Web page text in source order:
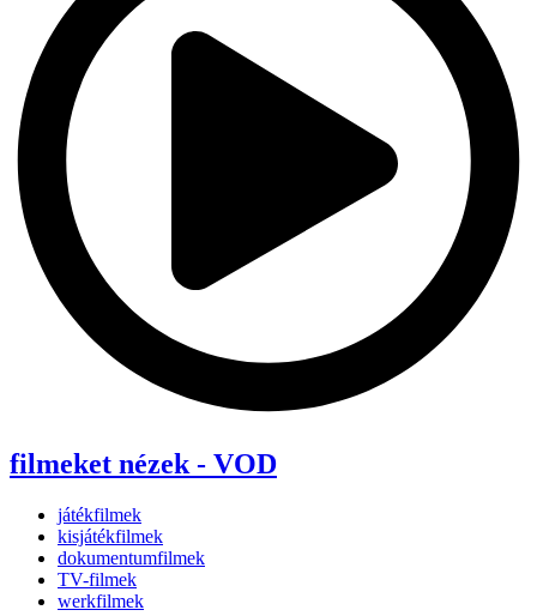
filmeket nézek - VOD
játékfilmek
kisjátékfilmek
dokumentumfilmek
TV-filmek
werkfilmek